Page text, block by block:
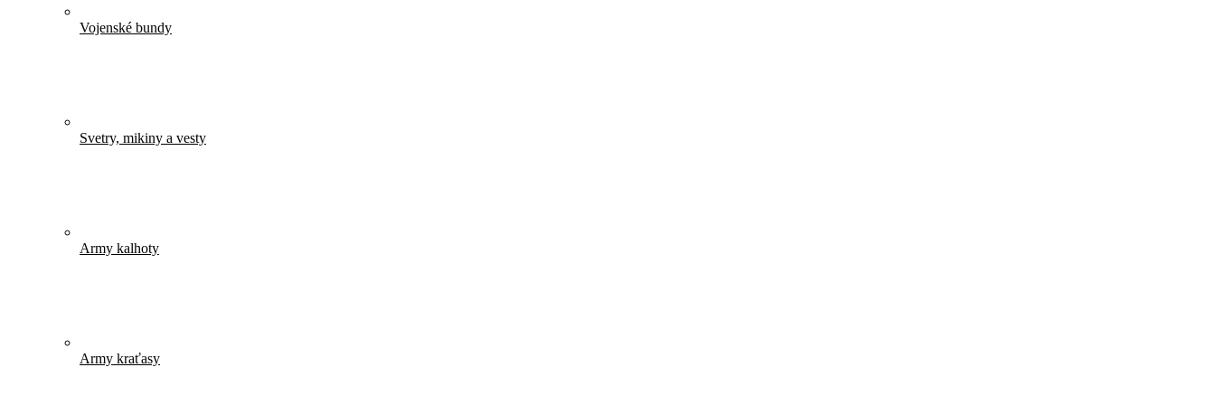
Vojenské bundy
Svetry, mikiny a vesty
Army kalhoty
Army kraťasy